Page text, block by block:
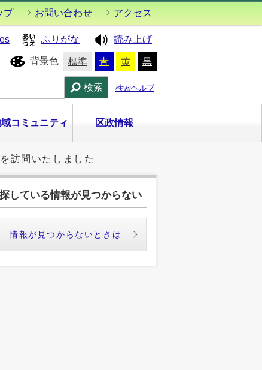
プ お問い合わせ アクセス
ふりがな 読み上げ
背景色 標準 青 黄 黒
検索 検索ヘルプ
コミュニティ 区政情報
訪問いたしました
探している情報が見つからない
情報が見つからないときは